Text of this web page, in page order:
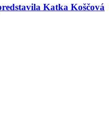
Katka Koščová